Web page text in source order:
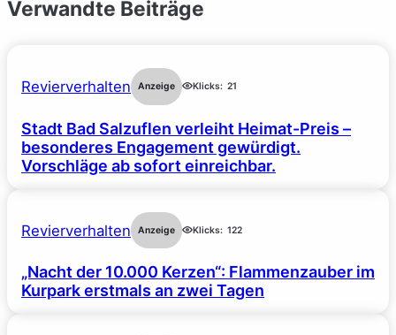
Verwandte Beiträge
Revierverhalten Anzeige Klicks: 21
Stadt Bad Salzuflen verleiht Heimat-Preis –
besonderes Engagement gewürdigt.
Vorschläge ab sofort einreichbar.
Revierverhalten Anzeige Klicks: 122
„Nacht der 10.000 Kerzen“: Flammenzauber im
Kurpark erstmals an zwei Tagen